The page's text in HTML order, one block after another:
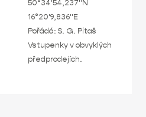
50°34'54,237"N
16°20'9,836"E
Pořádá: S. G. Pitaš
Vstupenky v obvyklých
předprodejích.